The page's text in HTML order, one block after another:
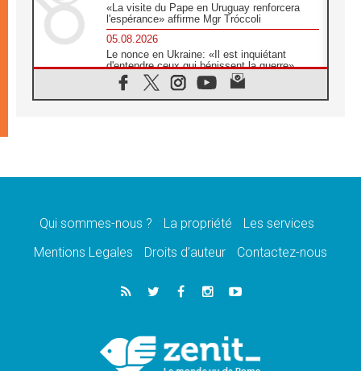
«La visite du Pape en Uruguay renforcera
l'espérance» affirme Mgr Tróccoli
05.08.2026
Le nonce en Ukraine: «Il est inquiétant
d'entendre ceux qui bénissent la guerre»
05.08.2026
Léon XIV au Pérou, une lueur d'espoir pour
décès du cardinal Júlio Langa
Le Pape attendu en novembre en Uruguay,
05.08.2026
Audience générale: la prière est un acte
Léon XIV invite les Chevaliers de Colomb à
être des «prophètes de l'harmonie»
Qui sommes-nous ? La propriété
Les services
Mentions Legales
Droits d’auteur Contactez-nous